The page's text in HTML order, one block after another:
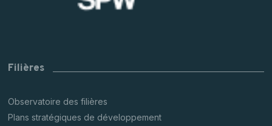
Filières
Observatoire des filières
Plans stratégiques de développement